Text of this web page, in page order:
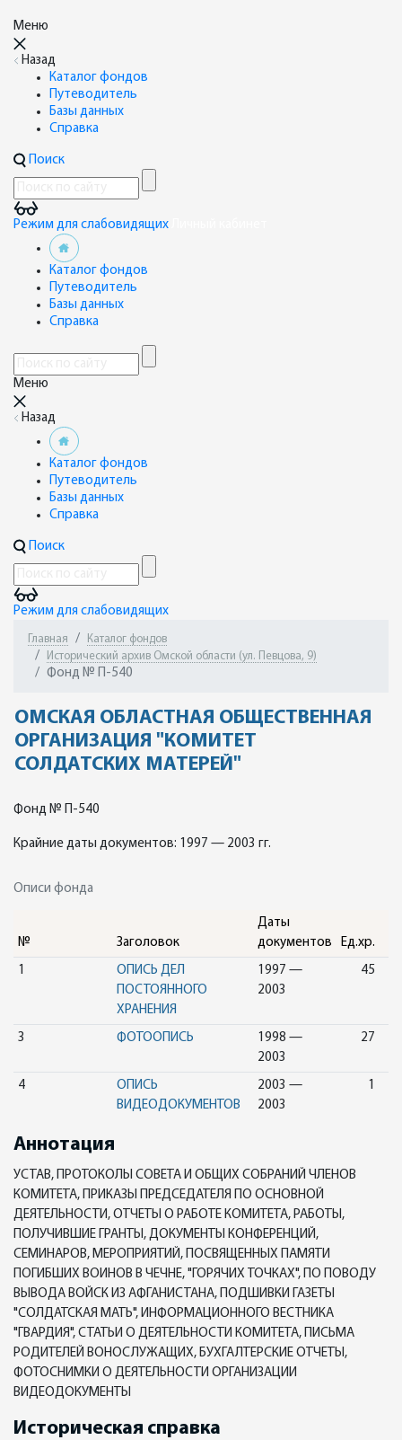
Меню
Назад
Каталог фондов
Путеводитель
Базы данных
Справка
Поиск
Режим для слабовидящих
Каталог фондов
Путеводитель
Базы данных
Справка
Меню
Назад
Каталог фондов
Путеводитель
Базы данных
Справка
Поиск
Режим для слабовидящих
Главная
Каталог фондов
Исторический архив Омской области (ул. Певцова, 9)
Фонд № П-540
ОМСКАЯ ОБЛАСТНАЯ ОБЩЕСТВЕННАЯ
ОРГАНИЗАЦИЯ "КОМИТЕТ
СОЛДАТСКИХ МАТЕРЕЙ"
Фонд № П-540
Крайние даты документов: 1997 — 2003 гг.
Описи фонда
№ Заголовок
Даты
документов
Ед.хр.
1
ОПИСЬ ДЕЛ
ПОСТОЯННОГО
ХРАНЕНИЯ
1997 —
2003
45
3 ФОТООПИСЬ
1998 —
2003
27
4
ОПИСЬ
ВИДЕОДОКУМЕНТОВ
2003 —
2003
1
Аннотация
УСТАВ, ПРОТОКОЛЫ СОВЕТА И ОБЩИХ СОБРАНИЙ ЧЛЕНОВ
КОМИТЕТА, ПРИКАЗЫ ПРЕДСЕДАТЕЛЯ ПО ОСНОВНОЙ
ДЕЯТЕЛЬНОСТИ, ОТЧЕТЫ О РАБОТЕ КОМИТЕТА, РАБОТЫ,
ПОЛУЧИВШИЕ ГРАНТЫ, ДОКУМЕНТЫ КОНФЕРЕНЦИЙ,
СЕМИНАРОВ, МЕРОПРИЯТИЙ, ПОСВЯЩЕННЫХ ПАМЯТИ
ПОГИБШИХ ВОИНОВ В ЧЕЧНЕ, "ГОРЯЧИХ ТОЧКАХ", ПО ПОВОДУ
ВЫВОДА ВОЙСК ИЗ АФГАНИСТАНА, ПОДШИВКИ ГАЗЕТЫ
"СОЛДАТСКАЯ МАТЬ", ИНФОРМАЦИОННОГО ВЕСТНИКА
"ГВАРДИЯ", СТАТЬИ О ДЕЯТЕЛЬНОСТИ КОМИТЕТА, ПИСЬМА
РОДИТЕЛЕЙ ВОНОСЛУЖАЩИХ, БУХГАЛТЕРСКИЕ ОТЧЕТЫ,
ФОТОСНИМКИ О ДЕЯТЕЛЬНОСТИ ОРГАНИЗАЦИИ
ВИДЕОДОКУМЕНТЫ
Историческая справка